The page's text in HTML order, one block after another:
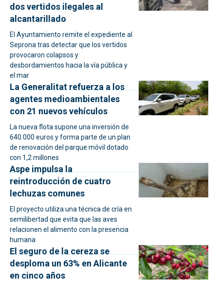
dos vertidos ilegales al
alcantarillado
El Ayuntamiento remite el expediente al
Seprona tras detectar que los vertidos
provocaron colapsos y
desbordamientos hacia la vía pública y
el mar
La Generalitat refuerza a los
agentes medioambientales
con 21 nuevos vehículos
La nueva flota supone una inversión de
640.000 euros y forma parte de un plan
de renovación del parque móvil dotado
con 1,2 millones
Aspe impulsa la
reintroducción de cuatro
lechuzas comunes
El proyecto utiliza una técnica de cría en
semilibertad que evita que las aves
relacionen el alimento con la presencia
humana
El seguro de la cereza se
desploma un 63% en Alicante
en cinco años